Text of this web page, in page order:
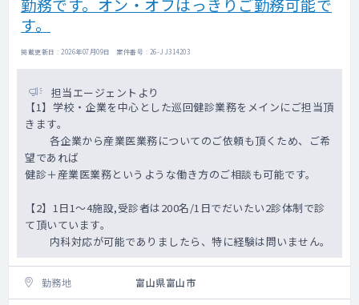
勤務です。オン・オフはっきりご勤務可能で
す。
掲載更新日 : 2026年07月09日 案件番号 : 26-JJ314203
担当エージェントより
【1】学校・企業を中心とした巡回健診業務をメインにご担当頂
きます。
各企業から産業医業務についてのご依頼も頂くため、ご希
望であれば
健診＋産業医業務というような働き方のご相談も可能です。
【2】1日1～4施設,受診者は200名/1日でだいたい2診体制で診
て頂いています。
内科対応が可能でありましたら、特に経験は問いません。
勤務地 富山県富山市